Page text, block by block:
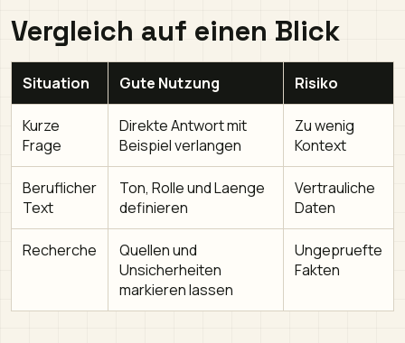
Vergleich auf einen Blick
Situation Gute Nutzung Risiko
Kurze
Frage
Direkte Antwort mit
Beispiel verlangen
Zu wenig
Kontext
Beruflicher
Text
Ton, Rolle und Laenge
definieren
Vertrauliche
Daten
Recherche
Quellen und
Unsicherheiten
markieren lassen
Ungepruefte
Fakten